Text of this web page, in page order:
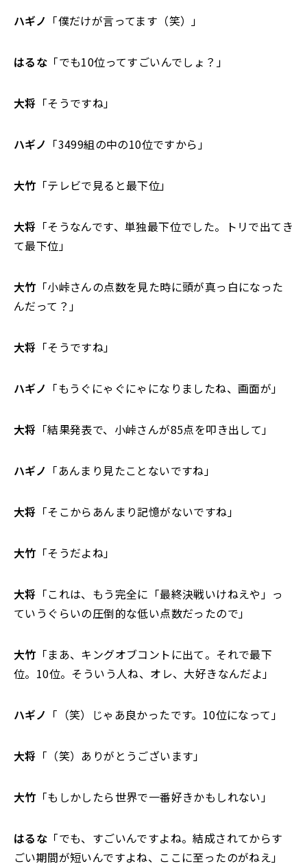
ハギノ 「僕だけが言ってます（笑）」
はるな 「でも10位ってすごいんでしょ？」
大将 「そうですね」
ハギノ 「3499組の中の10位ですから」
大竹 「テレビで見ると最下位」
大将 「そうなんです、単独最下位でした。トリで出てき
て最下位」
大竹 「小峠さんの点数を見た時に頭が真っ白になった
んだって？」
大将 「そうですね」
ハギノ 「もうぐにゃぐにゃになりましたね、画面が」
大将 「結果発表で、小峠さんが85点を叩き出して」
ハギノ 「あんまり見たことないですね」
大将 「そこからあんまり記憶がないですね」
大竹 「そうだよね」
大将 「これは、もう完全に「最終決戦いけねえや」っ
ていうぐらいの圧倒的な低い点数だったので」
大竹 「まあ、キングオブコントに出て。それで最下
位。10位。そういう人ね、オレ、大好きなんだよ」
ハギノ 「（笑）じゃあ良かったです。10位になって」
大将 「（笑）ありがとうございます」
大竹 「もしかしたら世界で一番好きかもしれない」
はるな 「でも、すごいんですよね。結成されてからす
ごい期間が短いんですよね、ここに至ったのがねえ」